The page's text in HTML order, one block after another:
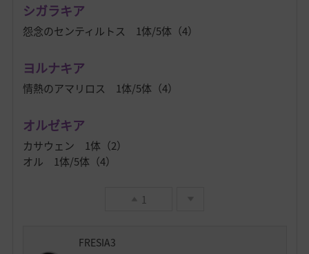
シガラキア
怨念のセンティルトス 1体/5体（4）
ヨルナキア
情熱のアマリロス 1体/5体（4）
オルゼキア
カサウェン 1体（2）
オル 1体/5体（4）
1
FRESIA3